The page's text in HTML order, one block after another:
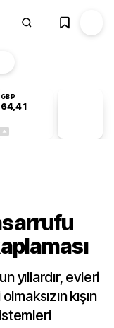
GBP
64,41
yıllardır, evleri
kışın